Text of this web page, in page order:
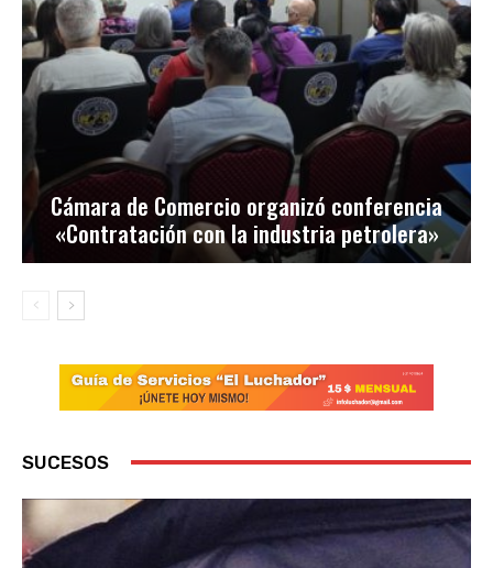
Cámara de Comercio organizó conferencia
«Contratación con la industria petrolera»
SUCESOS